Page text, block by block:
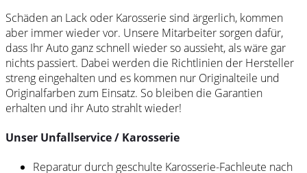
Schäden an Lack oder Karosserie sind ärgerlich, kommen
aber immer wieder vor. Unsere Mitarbeiter sorgen dafür,
dass Ihr Auto ganz schnell wieder so aussieht, als wäre gar
nichts passiert. Dabei werden die Richtlinien der Hersteller
streng eingehalten und es kommen nur Originalteile und
Originalfarben zum Einsatz. So bleiben die Garantien
erhalten und ihr Auto strahlt wieder!
Unser Unfallservice / Karosserie
Reparatur durch geschulte Karosserie-Fachleute nach